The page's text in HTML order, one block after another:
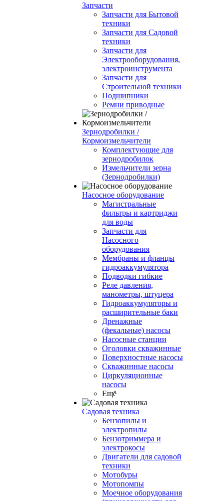
Запчасти
Запчасти для Бытовой
техники
Запчасти для Садовой
техники
Запчасти для
Электрооборудования,
электроинструмента
Запчасти для
Строительной техники
Подшипники
Ремни приводные
Зернодробилки /
Кормоизмельчители
Комплектующие для
зернодробилок
Измельчители зерна
(Зернодробилки)
Насосное оборудование
Магистральные
фильтры и картриджи
для воды
Запчасти для
Насосного
оборудования
Мембраны и фланцы
гидроаккумулятора
Подводки гибкие
Реле давления,
манометры, штуцера
Гидроаккумуляторы и
расширительные баки
Дренажные
(фекальные) насосы
Насосные станции
Оголовки скважинные
Поверхностные насосы
Скважинные насосы
Циркуляционные
насосы
Ещё
Садовая техника
Бензопилы и
электропилы
Бензотриммера и
электрокосы
Двигатели для садовой
техники
Мотобуры
Мотопомпы
Моечное оборудования